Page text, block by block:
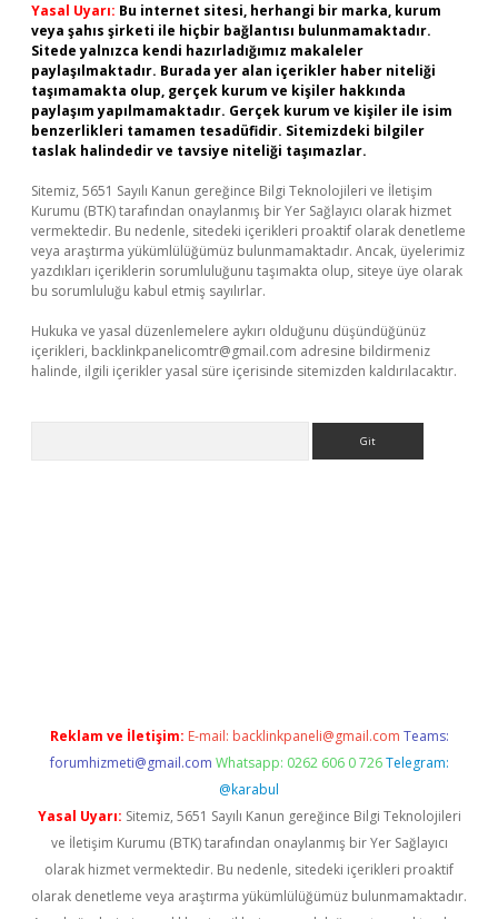
Yasal Uyarı: Bu internet sitesi, herhangi bir marka, kurum
veya şahıs şirketi ile hiçbir bağlantısı bulunmamaktadır.
Sitede yalnızca kendi hazırladığımız makaleler
paylaşılmaktadır. Burada yer alan içerikler haber niteliği
taşımamakta olup, gerçek kurum ve kişiler hakkında
paylaşım yapılmamaktadır. Gerçek kurum ve kişiler ile isim
benzerlikleri tamamen tesadüfidir. Sitemizdeki bilgiler
taslak halindedir ve tavsiye niteliği taşımazlar.
Sitemiz, 5651 Sayılı Kanun gereğince Bilgi Teknolojileri ve İletişim
Kurumu (BTK) tarafından onaylanmış bir Yer Sağlayıcı olarak hizmet
vermektedir. Bu nedenle, sitedeki içerikleri proaktif olarak denetleme
veya araştırma yükümlülüğümüz bulunmamaktadır. Ancak, üyelerimiz
yazdıkları içeriklerin sorumluluğunu taşımakta olup, siteye üye olarak
bu sorumluluğu kabul etmiş sayılırlar.
Hukuka ve yasal düzenlemelere aykırı olduğunu düşündüğünüz
içerikleri, backlinkpanelicomtr@gmail.com adresine bildirmeniz
halinde, ilgili içerikler yasal süre içerisinde sitemizden kaldırılacaktır.
Reklam ve İletişim: E-mail: backlinkpaneli@gmail.com Teams:
forumhizmeti@gmail.com Whatsapp: 0262 606 0 726 Telegram:
@karabul
Yasal Uyarı: Sitemiz, 5651 Sayılı Kanun gereğince Bilgi Teknolojileri
ve İletişim Kurumu (BTK) tarafından onaylanmış bir Yer Sağlayıcı
olarak hizmet vermektedir. Bu nedenle, sitedeki içerikleri proaktif
olarak denetleme veya araştırma yükümlülüğümüz bulunmamaktadır.